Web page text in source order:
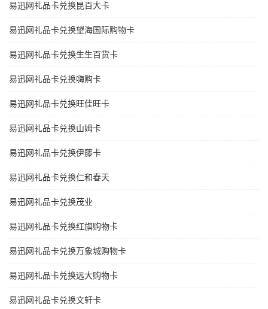
易迅网礼品卡兑换昆百大卡
易迅网礼品卡兑换望海国际购物卡
易迅网礼品卡兑换生生百货卡
易迅网礼品卡兑换嗨购卡
易迅网礼品卡兑换旺佳旺卡
易迅网礼品卡兑换山姆卡
易迅网礼品卡兑换伊藤卡
易迅网礼品卡兑换仁和春天
易迅网礼品卡兑换茂业
易迅网礼品卡兑换红旗购物卡
易迅网礼品卡兑换万象城购物卡
易迅网礼品卡兑换远大购物卡
易迅网礼品卡兑换文轩卡